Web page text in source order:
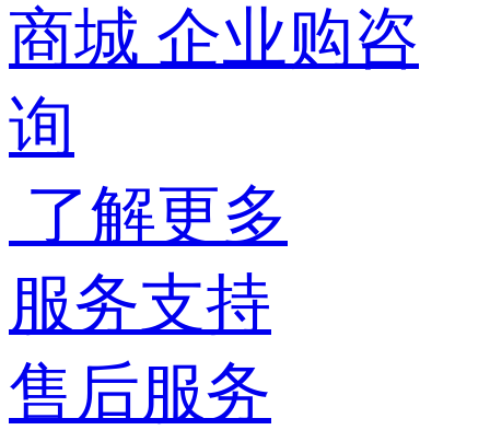
商城 企业购咨
询
了解更多
服务支持
售后服务